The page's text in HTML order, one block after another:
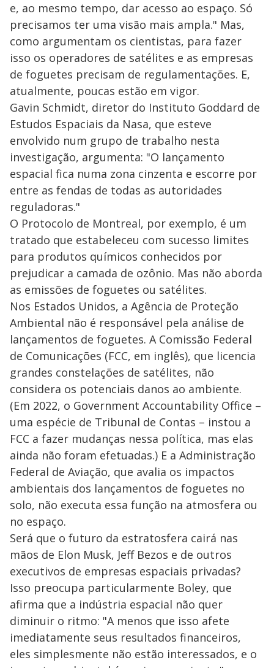
e, ao mesmo tempo, dar acesso ao espaço. Só
precisamos ter uma visão mais ampla." Mas,
como argumentam os cientistas, para fazer
isso os operadores de satélites e as empresas
de foguetes precisam de regulamentações. E,
atualmente, poucas estão em vigor.
Gavin Schmidt, diretor do Instituto Goddard de
Estudos Espaciais da Nasa, que esteve
envolvido num grupo de trabalho nesta
investigação, argumenta: "O lançamento
espacial fica numa zona cinzenta e escorre por
entre as fendas de todas as autoridades
reguladoras."
O Protocolo de Montreal, por exemplo, é um
tratado que estabeleceu com sucesso limites
para produtos químicos conhecidos por
prejudicar a camada de ozônio. Mas não aborda
as emissões de foguetes ou satélites.
Nos Estados Unidos, a Agência de Proteção
Ambiental não é responsável pela análise de
lançamentos de foguetes. A Comissão Federal
de Comunicações (FCC, em inglês), que licencia
grandes constelações de satélites, não
considera os potenciais danos ao ambiente.
(Em 2022, o Government Accountability Office –
uma espécie de Tribunal de Contas – instou a
FCC a fazer mudanças nessa política, mas elas
ainda não foram efetuadas.) E a Administração
Federal de Aviação, que avalia os impactos
ambientais dos lançamentos de foguetes no
solo, não executa essa função na atmosfera ou
no espaço.
Será que o futuro da estratosfera cairá nas
mãos de Elon Musk, Jeff Bezos e de outros
executivos de empresas espaciais privadas?
Isso preocupa particularmente Boley, que
afirma que a indústria espacial não quer
diminuir o ritmo: "A menos que isso afete
imediatamente seus resultados financeiros,
eles simplesmente não estão interessados, e o